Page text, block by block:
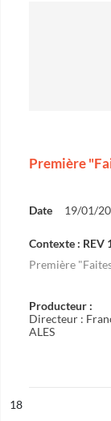
Première
Date 19/01/
Contexte : REV
Première
Producteur :
Directeur :
ALES
n°
18